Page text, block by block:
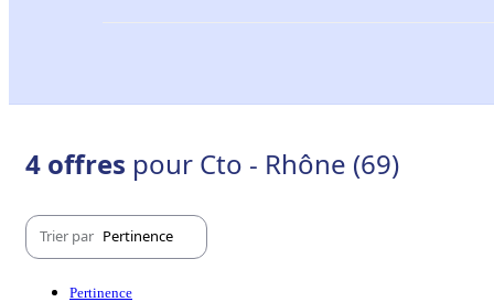
4 offres pour Cto - Rhône (69)
Trier par Pertinence
Pertinence